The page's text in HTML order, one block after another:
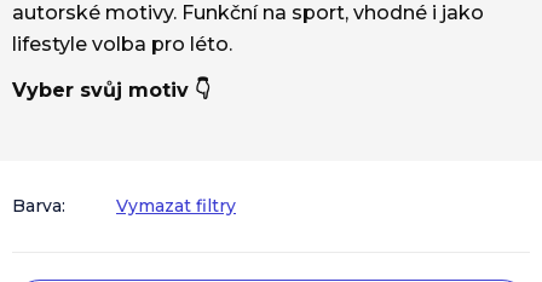
autorské motivy. Funkční na sport, vhodné i jako
lifestyle volba pro léto.
Vyber svůj motiv 👇
Barva: Vymazat filtry